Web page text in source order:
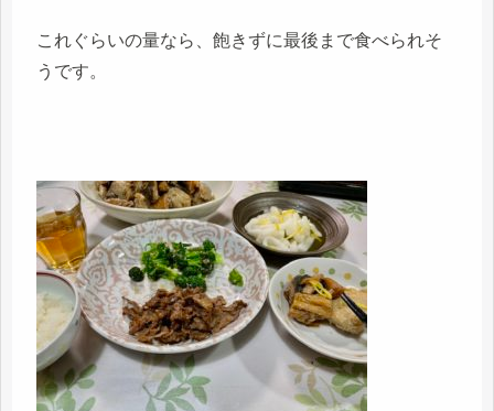
これぐらいの量なら、飽きずに最後まで食べられそ
うです。